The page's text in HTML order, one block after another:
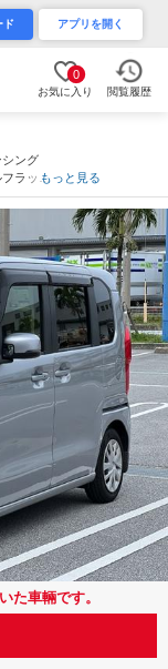
ド アプリを開く
0
お気に入り 閲覧履歴
ング
ラッ
軽減装
）
もっと見る
た車輛です。